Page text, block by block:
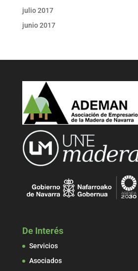
julio 2017
junio 2017
De Interés
Servicios
Asociados